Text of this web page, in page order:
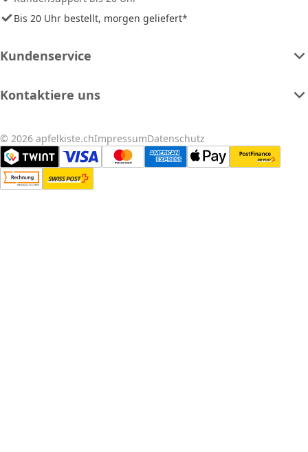
Bis 20 Uhr bestellt, morgen geliefert*
Kundenservice
Kontaktiere uns
© 2026 apfelkiste.chImpressumDatenschutz